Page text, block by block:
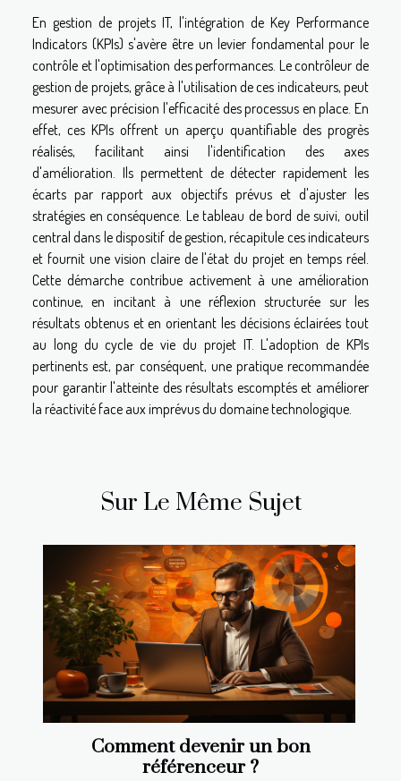
En gestion de projets IT, l'intégration de Key Performance
Indicators (KPIs) s'avère être un levier fondamental pour le
contrôle et l'optimisation des performances. Le contrôleur de
gestion de projets, grâce à l'utilisation de ces indicateurs, peut
mesurer avec précision l'efficacité des processus en place. En
effet, ces KPIs offrent un aperçu quantifiable des progrès
réalisés, facilitant ainsi l'identification des axes
d'amélioration. Ils permettent de détecter rapidement les
écarts par rapport aux objectifs prévus et d'ajuster les
stratégies en conséquence. Le tableau de bord de suivi, outil
central dans le dispositif de gestion, récapitule ces indicateurs
et fournit une vision claire de l'état du projet en temps réel.
Cette démarche contribue activement à une amélioration
continue, en incitant à une réflexion structurée sur les
résultats obtenus et en orientant les décisions éclairées tout
au long du cycle de vie du projet IT. L'adoption de KPIs
pertinents est, par conséquent, une pratique recommandée
pour garantir l'atteinte des résultats escomptés et améliorer
la réactivité face aux imprévus du domaine technologique.
Sur Le Même Sujet
Comment devenir un bon
référenceur ?